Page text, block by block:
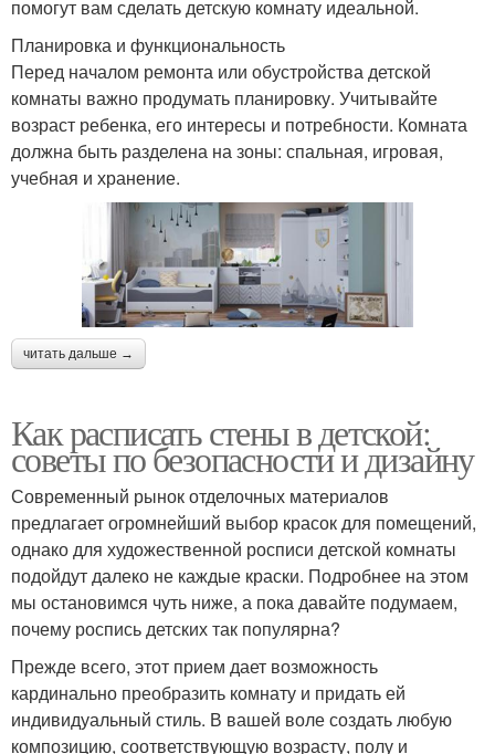
помогут вам сделать детскую комнату идеальной.
Планировка и функциональность
Перед началом ремонта или обустройства детской
комнаты важно продумать планировку. Учитывайте
возраст ребенка, его интересы и потребности. Комната
должна быть разделена на зоны: спальная, игровая,
учебная и хранение.
читать дальше →
Как расписать стены в детской:
советы по безопасности и дизайну
Современный рынок отделочных материалов
предлагает огромнейший выбор красок для помещений,
однако для художественной росписи детской комнаты
подойдут далеко не каждые краски. Подробнее на этом
мы остановимся чуть ниже, а пока давайте подумаем,
почему роспись детских так популярна?
Прежде всего, этот прием дает возможность
кардинально преобразить комнату и придать ей
индивидуальный стиль. В вашей воле создать любую
композицию, соответствующую возрасту, полу и